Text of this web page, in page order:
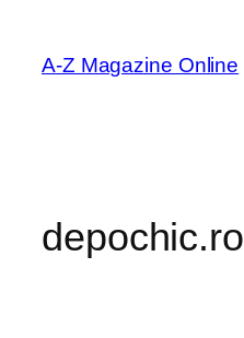
content
A-Z Magazine Online
depochic.ro